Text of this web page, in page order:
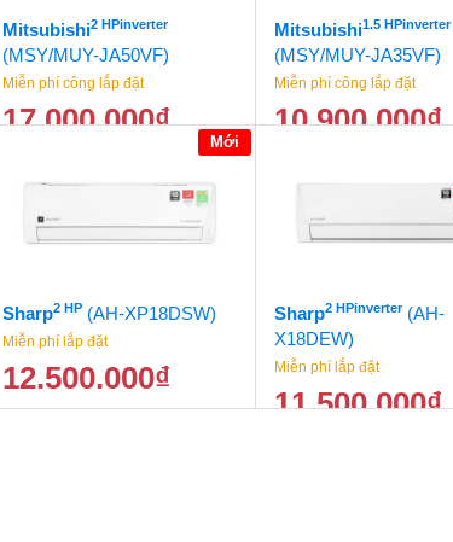
Mitsubishi2 HPinverter
(MSY/MUY-JA50VF)
Miễn phí công lắp đặt
17.000.000₫
Mitsubishi1.5 HPinverter
(MSY/MUY-JA35VF)
Miễn phí công lắp đặt
10.900.000₫
Mới
Sharp2 HP (AH-XP18DSW)
Miễn phí lắp đặt
12.500.000₫
Sharp2 HPinverter (AH-
X18DEW)
Miễn phí lắp đặt
11.500.000₫